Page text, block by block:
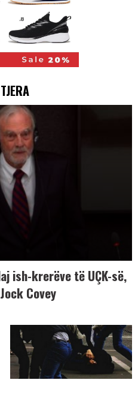
TJERA
ish-krerëve të UÇK-së,
Covey